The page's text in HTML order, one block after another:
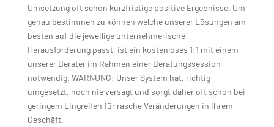
Umsetzung oft schon kurzfristige positive Ergebnisse. Um
genau bestimmen zu können welche unserer Lösungen am
besten auf die jeweilige unternehmerische
Herausforderung passt, ist ein kostenloses 1:1 mit einem
unserer Berater im Rahmen einer Beratungssession
notwendig. WARNUNG: Unser System hat, richtig
umgesetzt, noch nie versagt und sorgt daher oft schon bei
geringem Eingreifen für rasche Veränderungen in Ihrem
Geschäft.